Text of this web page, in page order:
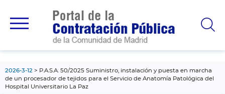
principal
2026-3-12
P.A.S.A. 50/2025 Suministro, instalación y puesta en marcha
de un procesador de tejidos para el Servicio de Anatomía Patológica del
Hospital Universitario La Paz